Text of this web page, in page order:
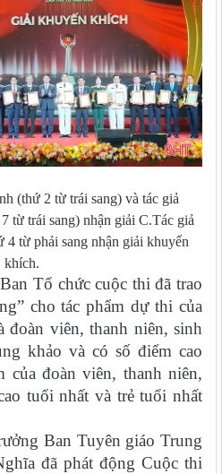
(thứ 2 từ trái sang) và tác giả
từ trái sang) nhận giải C.Tác giả
từ phải sang nhận giải khuyến
khích.
Tổ chức cuộc thi đã trao
cho tác phẩm dự thi của
đoàn viên, thanh niên, sinh
khảo và có số điểm cao
của đoàn viên, thanh niên,
tuổi nhất và trẻ tuổi nhất
Ban Tuyên giáo Trung
đã phát động Cuộc thi